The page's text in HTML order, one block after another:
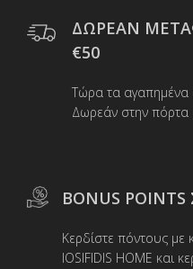
ΔΩΡΕΑΝ
€50
Τώρα τα αγαπημένα
Δωρεάν στην πόρτα
BONUS
Κερδίστε πόντους
IOSIFIDIS HOME και